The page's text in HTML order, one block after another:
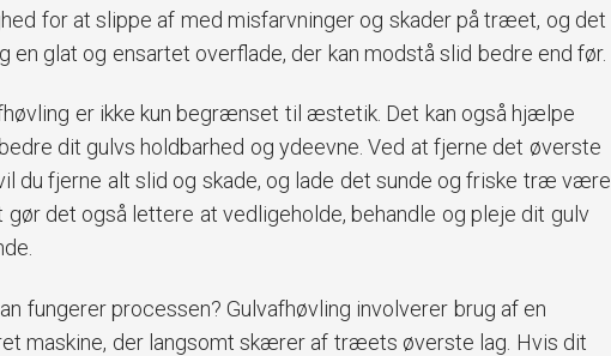
for at slippe af med misfarvninger og skader på træet, og det
en glat og ensartet overflade, der kan modstå slid bedre end før.
er ikke kun begrænset til æstetik. Det kan også hjælpe
dit gulvs holdbarhed og ydeevne. Ved at fjerne det øverste
du fjerne alt slid og skade, og lade det sunde og friske træ være
gør det også lettere at vedligeholde, behandle og pleje dit gulv
fungerer processen? Gulvafhøvling involverer brug af en
maskine, der langsomt skærer af træets øverste lag. Hvis dit